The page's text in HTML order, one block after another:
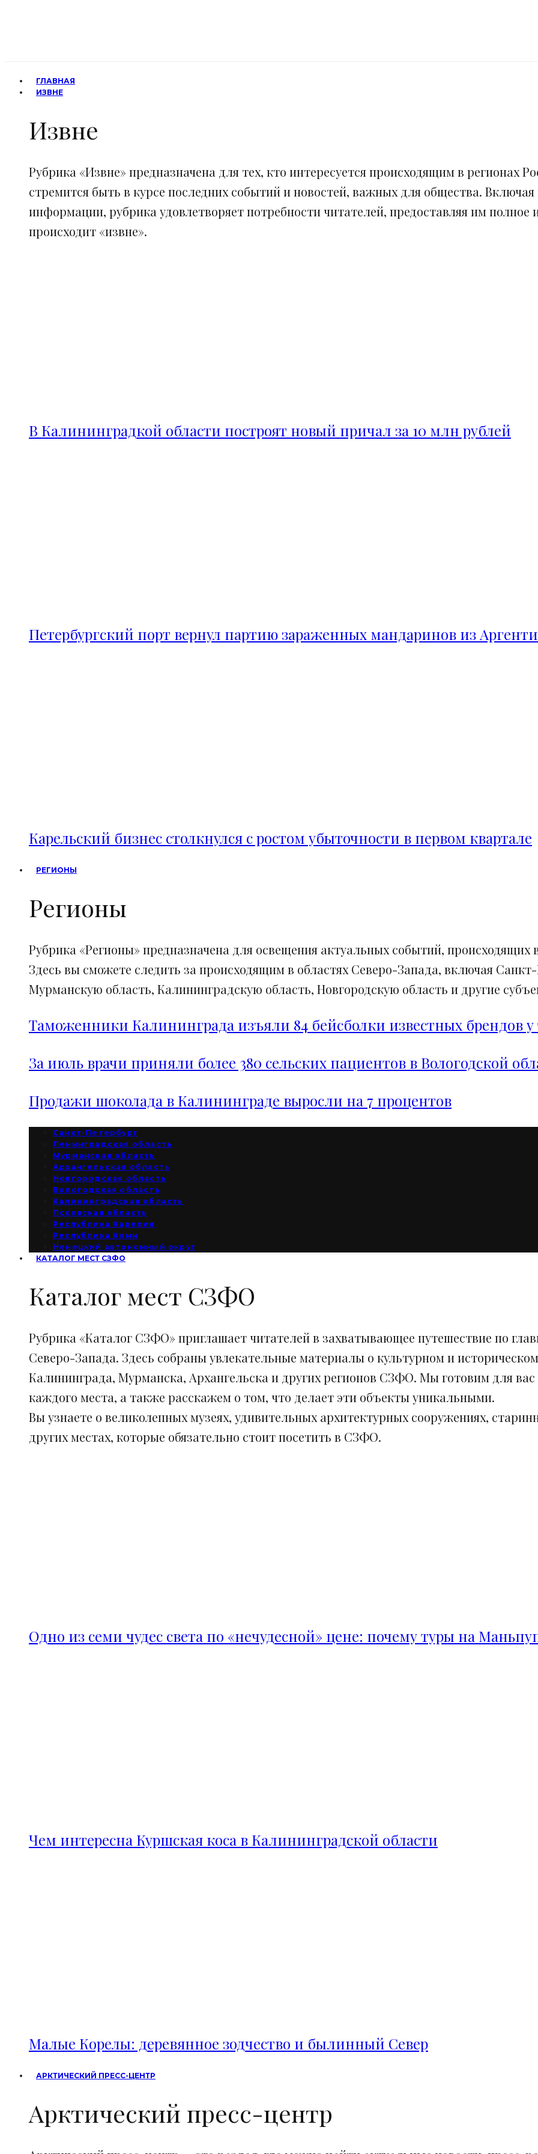
ГЛАВНАЯ
ИЗВНЕ
Извне
Рубрика «Извне» предназначена для тех, кто интересуется происходящим в регионах
стремится быть в курсе последних событий и новостей, важных для общества.
информации, рубрика удовлетворяет потребности читателей, предоставляя им полное
происходит «извне».
В Калининградкой области построят новый причал за 10 млн рублей
Петербургский порт вернул партию зараженных мандаринов из
Карельский бизнес столкнулся с ростом убыточности в первом квартале
РЕГИОНЫ
Регионы
Рубрика «Регионы» предназначена для освещения актуальных событий, происходящих
Здесь вы сможете следить за происходящим в областях Северо-Запада, включая
Мурманскую область, Калининградскую область, Новгородскую область и другие
Таможенники Калининграда изъяли 84 бейсболки известных брендов у
За июль врачи приняли более 380 сельских пациентов в Вологодской
Продажи шоколада в Калининграде выросли на 7 процентов
Санкт-Петербург
Ленинградская область
Мурманская область
Архангельская область
Новгородская область
Вологодская область
Калининградская область
Псковская область
Республика Карелия
Республика Коми
Ненецкий автономный округ
КАТАЛОГ МЕСТ СЗФО
Каталог мест СЗФО
Рубрика «Каталог СЗФО» приглашает читателей в захватывающее путешествие по
Северо-Запада. Здесь собраны увлекательные материалы о культурном и
Калининграда, Мурманска, Архангельска и других регионов СЗФО. Мы готовим для
каждого места, а также расскажем о том, что делает эти объекты уникальными.
Вы узнаете о великолепных музеях, удивительных архитектурных сооружениях,
других местах, которые обязательно стоит посетить в СЗФО.
Одно из семи чудес света по «нечудесной» цене: почему туры на
Чем интересна Куршская коса в Калининградской области
Малые Корелы: деревянное зодчество и былинный Север
АРКТИЧЕСКИЙ ПРЕСС-ЦЕНТР
Арктический пресс-центр